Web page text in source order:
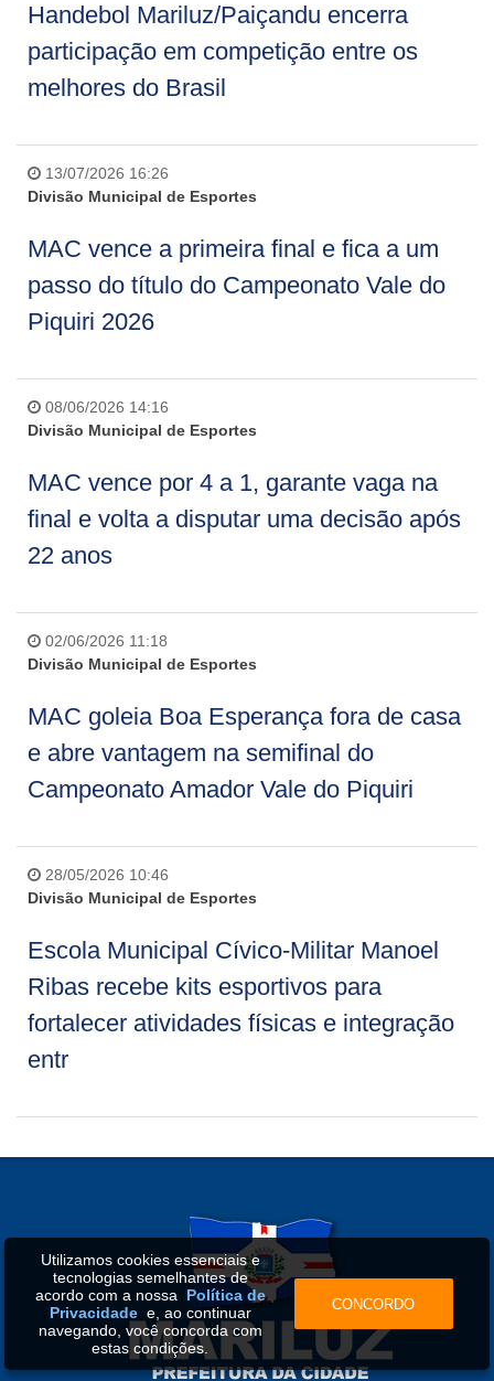
Handebol Mariluz/Paiçandu encerra
participação em competição entre os
melhores do Brasil
13/07/2026 16:26
Divisão Municipal de Esportes
MAC vence a primeira final e fica a um
passo do título do Campeonato Vale do
Piquiri 2026
08/06/2026 14:16
Divisão Municipal de Esportes
MAC vence por 4 a 1, garante vaga na
final e volta a disputar uma decisão após
22 anos
02/06/2026 11:18
Divisão Municipal de Esportes
MAC goleia Boa Esperança fora de casa
e abre vantagem na semifinal do
Campeonato Amador Vale do Piquiri
28/05/2026 10:46
Divisão Municipal de Esportes
Escola Municipal Cívico-Militar Manoel
Ribas recebe kits esportivos para
fortalecer atividades físicas e integração
entr
Utilizamos cookies essenciais e
tecnologias semelhantes de
acordo com a nossa Política de
Privacidadee, ao continuar
navegando, você concorda com
estas condições.
CONCORDO